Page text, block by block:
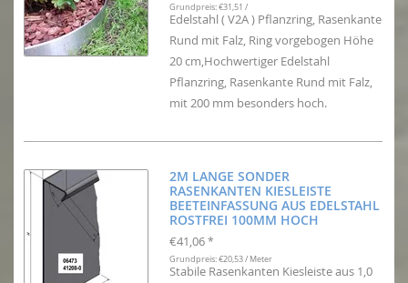
Grundpreis: €31,51 /
Edelstahl ( V2A ) Pflanzring, Rasenkante
Rund mit Falz, Ring vorgebogen Höhe
20 cm,Hochwertiger Edelstahl
Pflanzring, Rasenkante Rund mit Falz,
mit 200 mm besonders hoch.
2M LANGE SONDER
RASENKANTEN KIESLEISTE
BEETEINFASSUNG AUS EDELSTAHL
ROSTFREI 100MM HOCH
€41,06 *
Grundpreis: €20,53 / Meter
Stabile Rasenkanten Kiesleiste aus 1,0